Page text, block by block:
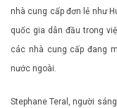
nhà cung cấp đơn lẻ như
quốc gia dẫn đầu trong
các nhà cung cấp đang
nước ngoài.
Stephane Teral, người